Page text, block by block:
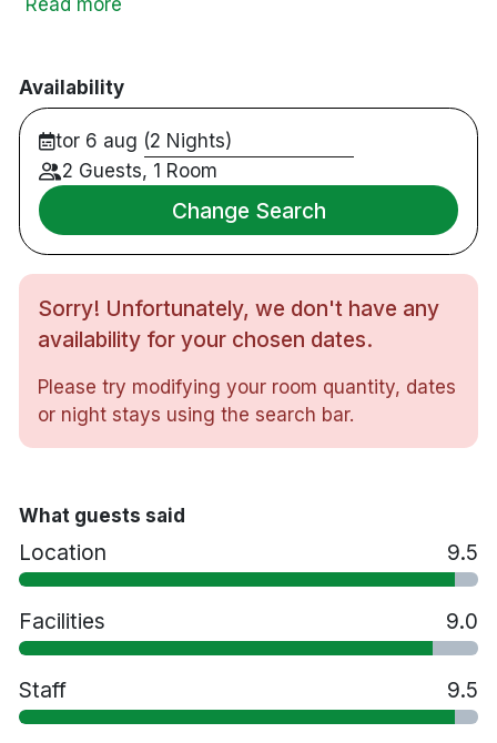
uppleva småstadskänslan i en storstad.
Dubbelrum med dubbelsäng eller två
enkelsängar
Badrum med dusch och golvvärme
Rökfria rum
Gratis toalettartiklar
Hårtork
Eluttag för rakapparat
Garderob
Fri kaffe & té i lobbyn
Room-service
Chromecast - koppla upp Netflix, Viaplay eller
The Public Grill & Deli restaurang på hotellet
Fri tillgång till Friskis & Svettis
Husdjur tillåtna mot en kostnad
Extrasäng vid önskemål mot eventuell kostnad
Spjälsäng vid önskemål
3 km från Åkersberga & Österåkers golfklubb
Availability
tor 6 aug (2 Nights)
2 Guests, 1 Room
Change Search
Sorry! Unfortunately, we don't have any
availability for your chosen dates.
Please try modifying your room quantity, dates
or night stays using the search bar.
What guests said
Location 9.5
Facilities 9.0
Staff 9.5